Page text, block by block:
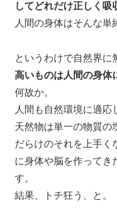
してどれだけ正しく吸
人間の身体はそんな単
というわけで自然界に
高いものは人間の身体
何故か。
人間も自然環境に適応
天然物は単一の物質の
だらけのそれを上手く
に身体や脳を作ってき
す。
結果、トチ狂う、と。